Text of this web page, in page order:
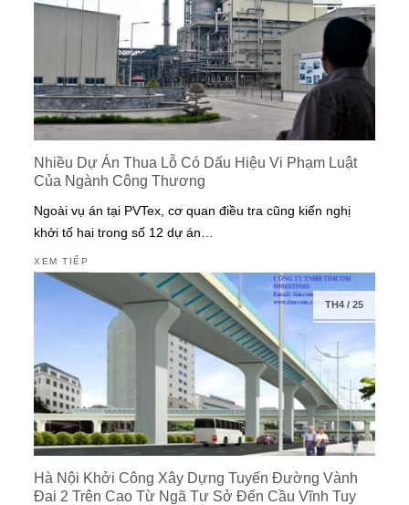
Nhiều Dự Án Thua Lỗ Có Dấu Hiệu Vi Phạm Luật
Của Ngành Công Thương
Ngoài vụ án tại PVTex, cơ quan điều tra cũng kiến nghị
khởi tố hai trong số 12 dự án…
XEM TIẾP
TH4/ 25
Hà Nội Khởi Công Xây Dựng Tuyến Đường Vành
Đai 2 Trên Cao Từ Ngã Tư Sở Đến Cầu Vĩnh Tuy